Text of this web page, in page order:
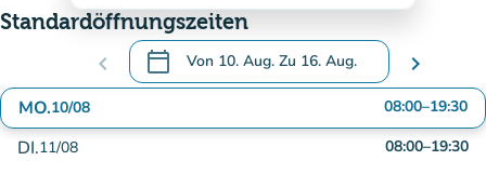
Standardöffnungszeiten
chevron_left calendar_today Von 10. Aug. Zu 16. Aug.
.Öffnen Sie den Kalender, um Daten zu
chevron_right
MO.10/08 08:00–19:30
DI.11/08 08:00–19:30